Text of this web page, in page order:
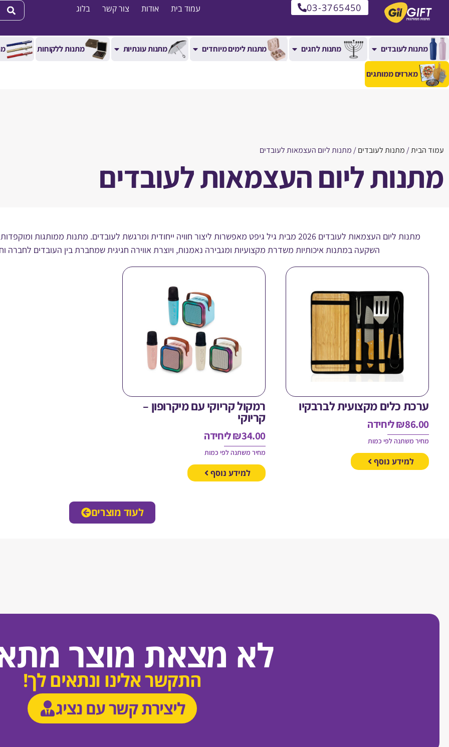
03-3765450 עמוד בית אודות צור קשר בלוג
מתנות לעובדים מתנות לחגים מתנות לימים מיוחדים מתנות עונתיות מתנות ללקוחות
מארזים ממותגים
עמוד הבית/ מתנות לעובדים/ מתנות ליום העצמאות לעובדים
מתנות ליום העצמאות לעובדים
מתנות ליום העצמאות לעובדים 2026 מבית גיל גיפט מאפשרות ליצור חוויה ייחודית ומרגשת לעובדים. מתנות
השקעה במתנות איכותיות משדרת מקצועיות ומגבירה נאמנות, ויוצרת אווירה חגיגית שמחברת בין העובדים לחברה
ערכת כלים מקצועית לברבקיו
₪86.00 ליחידה
מחיר משתנה לפי כמות
למידע נוסף
רמקול קריוקי עם מיקרופון –
קריוקי
₪34.00 ליחידה
מחיר משתנה לפי כמות
למידע נוסף
לעוד מוצרים
לא מצאת מוצר
התקשר אלינו ונתאים לך!
ליצירת קשר עם נציג